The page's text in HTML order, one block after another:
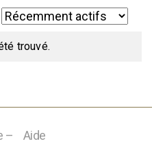
trouvé.
– Aide